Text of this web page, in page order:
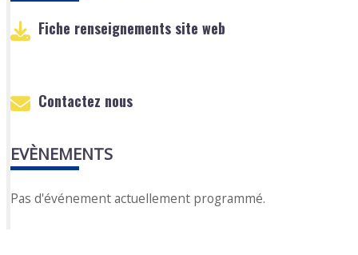
Fiche renseignements site web
Contactez nous
EVÈNEMENTS
Pas d'événement actuellement programmé.